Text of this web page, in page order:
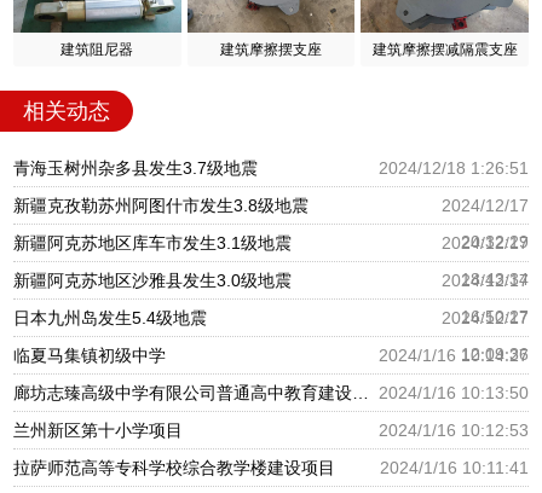
建筑阻尼器 建筑摩擦摆支座 建筑摩擦摆减隔震支座
相关动态
青海玉树州杂多县发生3.7级地震
2024/12/18 1:26:51
新疆克孜勒苏州阿图什市发生3.8级地震
2024/12/17
20:32:29
新疆阿克苏地区库车市发生3.1级地震
2024/12/17
18:43:34
新疆阿克苏地区沙雅县发生3.0级地震
2024/12/17
16:50:27
日本九州岛发生5.4级地震
2024/12/17
12:09:36
临夏马集镇初级中学
2024/1/16 10:14:27
2024/1/16 10:13:50
兰州新区第十小学项目
2024/1/16 10:12:53
拉萨师范高等专科学校综合教学楼建设项目
2024/1/16 10:11:41